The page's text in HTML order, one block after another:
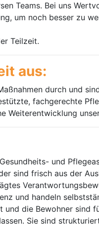
Teams. Bei uns
um noch besser zu
Teilzeit.
aus:
durch und
fachgerechte
Weiterentwicklung
und
sind frisch aus der
und handeln
und die Bewohner sind
Sie sind